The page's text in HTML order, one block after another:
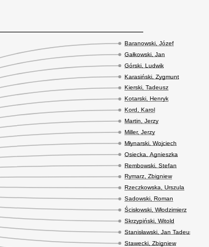
Baranowski, Józef
Gałkowski, Jan
Górski, Ludwik
Karasiński, Zygmunt
Kierski, Tadeusz
Kotarski, Henryk
Kord, Karol
Martin, Jerzy
Miller, Jerzy
Młynarski, Wojciech
Osiecka, Agnieszka
Rembowski, Stefan
Rymarz, Zbigniew
Rzeczkowska, Urszula
Sadowski, Roman
Ścisłowski, Włodzimierz
Skrzypiński, Witold
Stanisławski, Jan Tadeusz
Stawecki, Zbigniew